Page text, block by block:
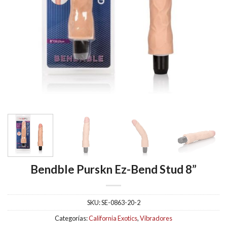
Bendble Purskn Ez-Bend Stud 8”
SKU:SE-0863-20-2
Categorías:California Exotics,Vibradores